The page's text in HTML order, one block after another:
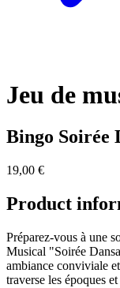
Jeu de
Bingo Soirée
19,00 €
Product
Préparez-vous à une
Musical "Soirée
ambiance conviviale
traverse les époques